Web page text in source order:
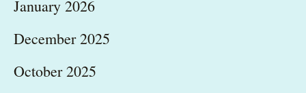
January 2026
December 2025
October 2025